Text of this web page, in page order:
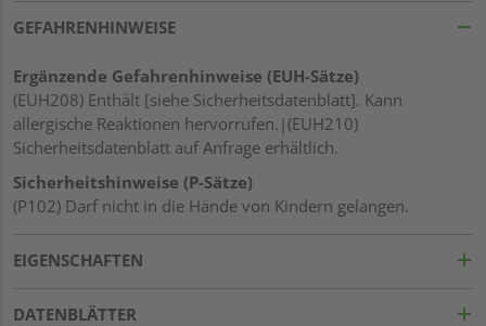
GEFAHRENHINWEISE
Ergänzende Gefahrenhinweise (EUH-Sätze)
(EUH208) Enthält [siehe Sicherheitsdatenblatt]. Kann
allergische Reaktionen hervorrufen.|(EUH210)
Sicherheitsdatenblatt auf Anfrage erhältlich.
Sicherheitshinweise (P-Sätze)
(P102) Darf nicht in die Hände von Kindern gelangen.
EIGENSCHAFTEN
DATENBLÄTTER